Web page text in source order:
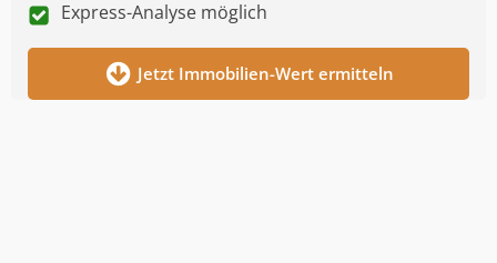
Express-Analyse möglich
Jetzt Immobilien-Wert ermitteln